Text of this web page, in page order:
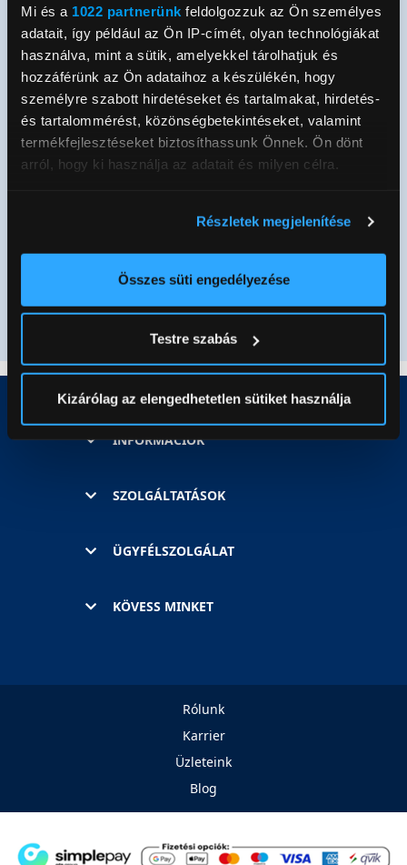
Mi és a 1022 partnerünk feldolgozzuk az Ön személyes
adatait, így például az Ön IP-címét, olyan technológiákat
használva, mint a sütik, amelyekkel tárolhatjuk és
hozzáférünk az Ön adataihoz a készülékén, hogy
személyre szabott hirdetéseket és tartalmakat, hirdetés-
és tartalommérést, közönségbetekintéseket, valamint
termékfejlesztéseket biztosíthassunk Önnek. Ön dönt
arról, hogy ki használja az adatait és milyen célra.
elhelyezkedéséről pár méteres pontossággal
Az Ön készülékén beazonosítása annak konkrét
módjairól és adja meg preferenciáit aRészletek
pontban. Bármikor módosíthatja vagy visszavonhatja a
Sütinyilatkozathoz való hozzájárulását.
szolgáltatásaink biztosításához szükségesek. Az oldal
További információk:
és
Részletek megjelenítése
Összes süti engedélyezése
Testre szabás
Kizárólag az elengedhetetlen sütiket használja
Értesülj elsőként újdonságainkról és
akcióinkról
Megismertem és elfogadom azAdatvédelmi
Feliratkozom
INFORMÁCIÓK
SZOLGÁLTATÁSOK
ÜGYFÉLSZOLGÁLAT
KÖVESS MINKET
Rólunk
Karrier
Üzleteink
Blog